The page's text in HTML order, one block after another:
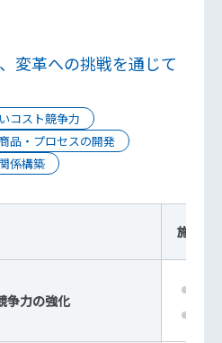
変革への挑戦を通じて
コスト競争力
品・プロセスの開発
係構築
施策
争力の強化